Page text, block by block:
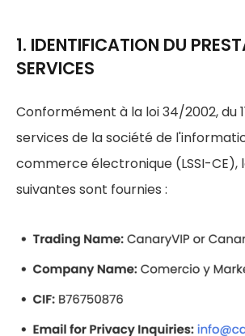
1. IDENTIFICATION DU
SERVICES
Conformément à la loi 34/2002, du
services de la société de
commerce électronique (LSSI-CE),
suivantes sont fournies :